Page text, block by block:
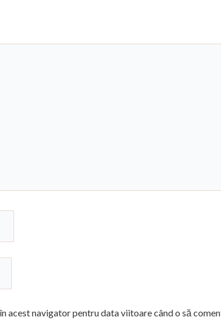
acest navigator pentru data viitoare când o să